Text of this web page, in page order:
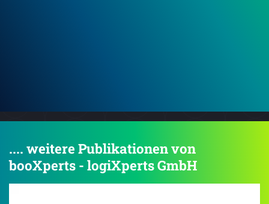
.... weitere Publikationen von
booXperts - logiXperts GmbH